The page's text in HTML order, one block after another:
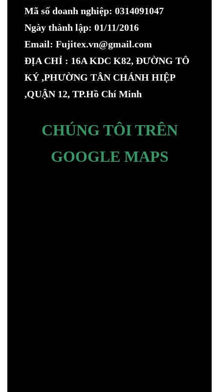
Mã số doanh nghiệp: 0314091047
Ngày thành lập: 01/11/2016
Email: Fujitex.vn@gmail.com
ĐỊA CHỈ : 16A KDC K82, ĐƯỜNG TÔ
KÝ ,PHƯỜNG TÂN CHÁNH HIỆP
,QUẬN 12, TP.Hồ Chí Minh
CHÚNG TÔI TRÊN
GOOGLE MAPS